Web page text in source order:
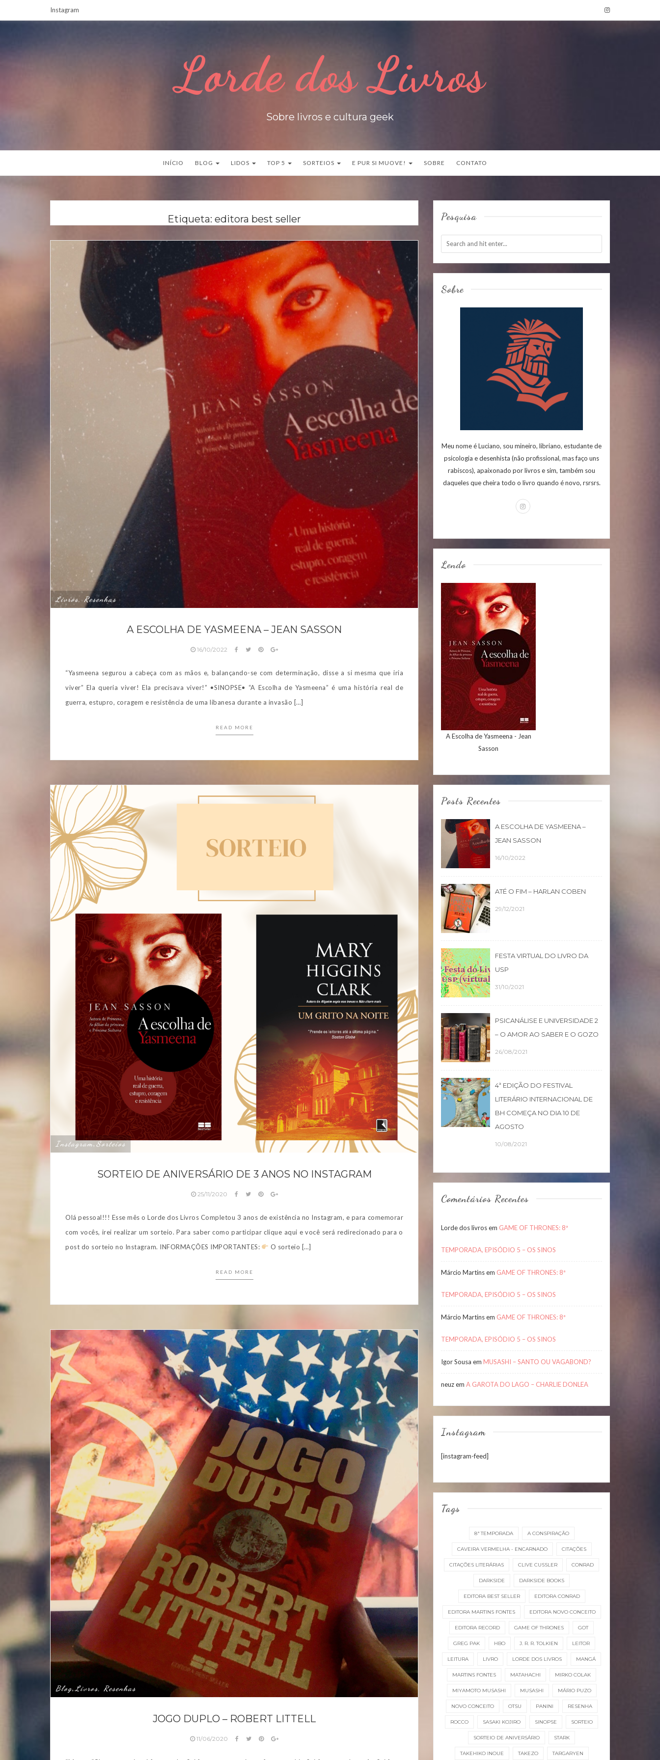
Instagram
Lorde dos Livros
Sobre livros e cultura geek
INÍCIO BLOG LIDOS TOP 5 SORTEIOS E PUR SI MUOVE! SOBRE CONTATO
Etiqueta: editora best seller
Livros, Resenhas
A ESCOLHA DE YASMEENA – JEAN SASSON
16/10/2022
“Yasmeena segurou a cabeça com as mãos e, balançando-se com determinação, disse a si mesma que iria
viver” Ela queria viver! Ela precisava viver!” •SINOPSE• “A Escolha de Yasmeena” é uma história real de
guerra, estupro, coragem e resistência de uma libanesa durante a invasão […]
READ MORE
Instagram, Sorteios
SORTEIO DE ANIVERSÁRIO DE 3 ANOS NO INSTAGRAM
25/11/2020
Olá pessoal!!! Esse mês o Lorde dos Livros Completou 3 anos de existência no Instagram, e para comemorar
com vocês, irei realizar um sorteio. Para saber como participar clique aqui e você será redirecionado para o
post do sorteio no Instagram. INFORMAÇÕES IMPORTANTES:
O sorteio […]
READ MORE
Blog, Livros, Resenhas
JOGO DUPLO – ROBERT LITTELL
11/06/2020
Pesquisa
Sobre
Meu nome é Luciano, sou mineiro, libriano, estudante de
psicologia e desenhista (não profissional, mas faço uns
rabiscos), apaixonado por livros e sim, também sou
daqueles que cheira todo o livro quando é novo, rsrsrs.
Lendo
A Escolha de Yasmeena - Jean
Sasson
Posts Recentes
A ESCOLHA DE YASMEENA –
JEAN SASSON
16/10/2022
ATÉ O FIM – HARLAN COBEN
29/12/2021
FESTA VIRTUAL DO LIVRO DA
USP
31/10/2021
PSICANÁLISE E UNIVERSIDADE 2
– O AMOR AO SABER E O GOZO
26/08/2021
4ª EDIÇÃO DO FESTIVAL
LITERÁRIO INTERNACIONAL DE
BH COMEÇA NO DIA 10 DE
AGOSTO
10/08/2021
Comentários Recentes
Lorde dos livrosem GAME OF THRONES: 8ª
TEMPORADA, EPISÓDIO 5 – OS SINOS
Márcio Martinsem GAME OF THRONES: 8ª
TEMPORADA, EPISÓDIO 5 – OS SINOS
Márcio Martinsem GAME OF THRONES: 8ª
TEMPORADA, EPISÓDIO 5 – OS SINOS
Igor Sousa em MUSASHI – SANTO OU VAGABOND?
neuzem A GAROTA DO LAGO – CHARLIE DONLEA
Instagram
[instagram-feed]
Tags
8ª TEMPORADA A CONSPIRAÇÃO
CAVEIRA VERMELHA - ENCARNADO CITAÇÕES
CITAÇÕES LITERÁRIAS CLIVE CUSSLER CONRAD
DARKSIDE DARKSIDE BOOKS
EDITORA BEST SELLER EDITORA CONRAD
EDITORA MARTINS FONTES EDITORA NOVO CONCEITO
EDITORA RECORD GAME OF THRONES GOT
GREG PAK HBO J. R. R. TOLKIEN LEITOR
LEITURA LIVRO LORDE DOS LIVROS MANGÁ
MARTINS FONTES MATAHACHI MIRKO COLAK
MIYAMOTO MUSASHI MUSASHI MÁRIO PUZO
NOVO CONCEITO OTSU PANINI RESENHA
ROCCO SASAKI KOJIRO SINOPSE SORTEIO
SORTEIO DE ANIVERSÁRIO STARK
TAKEHIKO INOUE TAKEZO TARGARYEN